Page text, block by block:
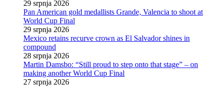
29 srpnja 2026
Pan American gold medallists Grande, Valencia to shoot at
World Cup Final
29 srpnja 2026
Mexico retains recurve crown as El Salvador shines in
compound
28 srpnja 2026
Martin Damsbo: “Still proud to step onto that stage” – on
making another World Cup Final
27 srpnja 2026